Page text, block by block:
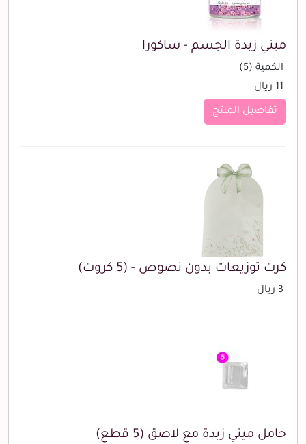
ميني زبدة الجسم - ساكورا
الكمية (5)
11 ريال
تفاصيل المنتج
كرت توزيعات بدون نصوص - (5 كروت)
3 ريال
حامل ميني زبدة مع لاصق (5 قطع)